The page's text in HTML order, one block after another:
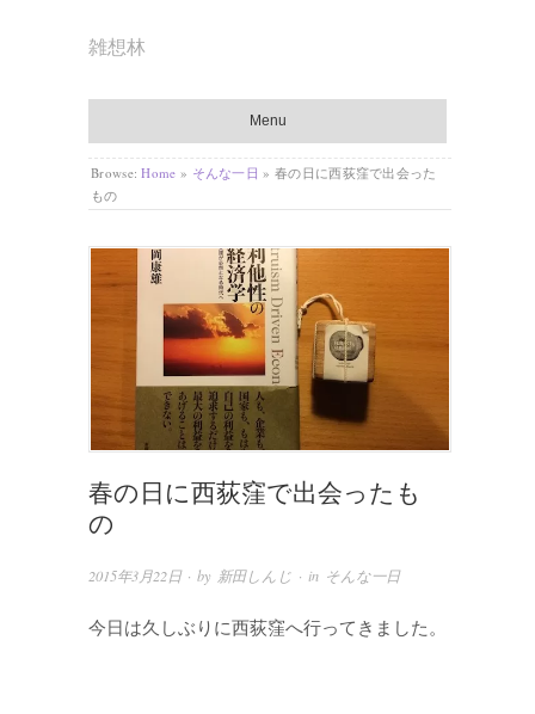
雑想林
Menu
Browse: Home » そんな一日 » 春の日に西荻窪で出会った
もの
春の日に西荻窪で出会ったも
の
2015年3月22日· by 新田しんじ · in そんな一日
今日は久しぶりに西荻窪へ行ってきました。